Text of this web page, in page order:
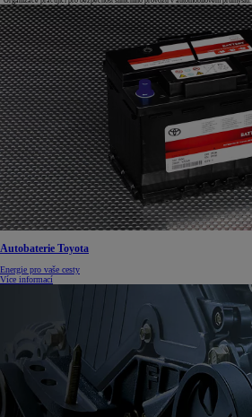
Autobaterie Toyota
Energie pro vaše cesty
Více informací